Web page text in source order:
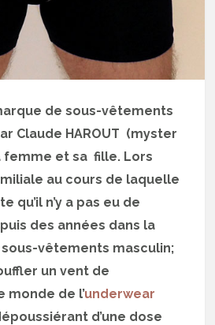
de sous-vêtements
Claude HAROUT (myster
femme et sa fille. Lors
au cours de laquelle
qu’il n’y a pas eu de
des années dans la
vêtements masculin;
un vent de
monde de l’underwear
d’une dose